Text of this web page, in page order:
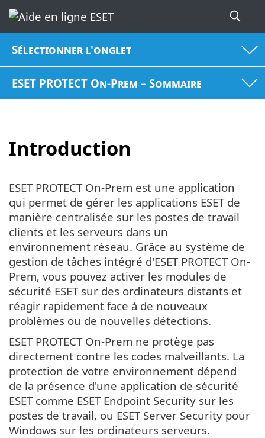
Sélectionner l'onglet
ESET PROTECT On-Prem – Sommaire
Introduction
ESET PROTECT On-Prem est une application
qui permet de gérer les applications ESET de
manière centralisée sur les postes de travail
clients et les serveurs dans un
environnement réseau. Grâce au système de
gestion de tâches intégré d'ESET PROTECT On-
Prem, vous pouvez activer les modules de
sécurité ESET sur des ordinateurs distants et
réagir rapidement face à de nouveaux
problèmes ou de nouvelles détections.
ESET PROTECT On-Prem ne protège pas
directement contre les codes malveillants. La
protection de votre environnement dépend
de la présence d'une application de sécurité
ESET comme ESET Endpoint Security sur les
postes de travail, ou ESET Server Security pour
Windows sur les ordinateurs serveurs.